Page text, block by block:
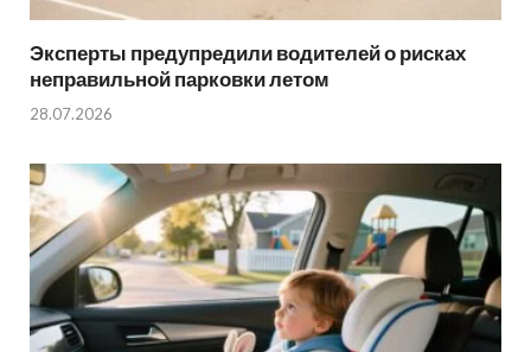
Эксперты предупредили водителей о рисках
неправильной парковки летом
28.07.2026